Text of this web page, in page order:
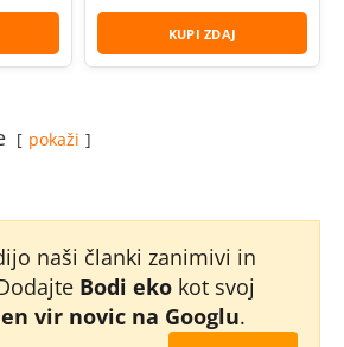
KUPI ZDAJ
pokaži
naši članki zanimivi in
Bodi eko kot svoj
vir novic na Googlu.